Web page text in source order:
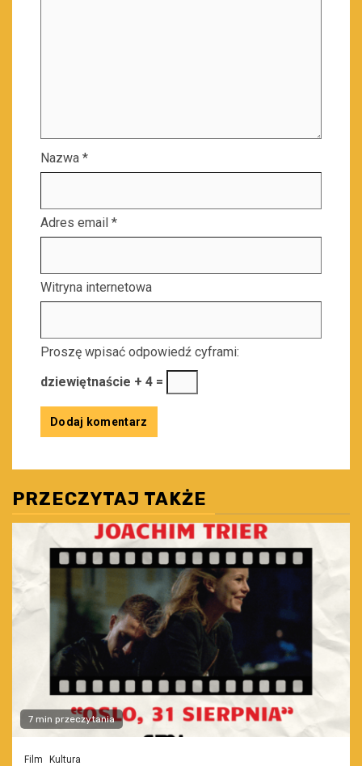
Nazwa *
Adres email *
Witryna internetowa
Proszę wpisać odpowiedź cyframi:
dziewiętnaście + 4 =
PRZECZYTAJ TAKŻE
7 min przeczytania
Film Kultura